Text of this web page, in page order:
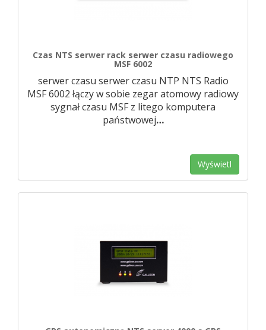
Czas NTS serwer rack serwer czasu radiowego
MSF 6002
serwer czasu serwer czasu NTP NTS Radio
MSF 6002 łączy w sobie zegar atomowy radiowy
sygnał czasu MSF z litego komputera
państwowej…
Wyświetl